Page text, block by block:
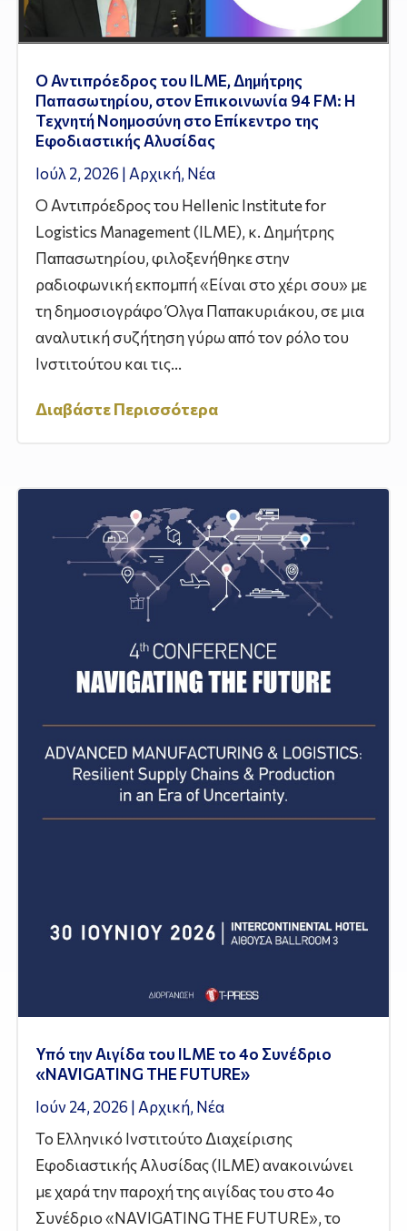
Ο Αντιπρόεδρος του ILME, Δημήτρης
Παπασωτηρίου, στον Επικοινωνία 94 FM: Η
Τεχνητή Νοημοσύνη στο Επίκεντρο της
Εφοδιαστικής Αλυσίδας
Ιούλ 2, 2026 | Αρχική, Νέα
Ο Αντιπρόεδρος του Hellenic Institute for
Logistics Management (ILME), κ. Δημήτρης
Παπασωτηρίου, φιλοξενήθηκε στην
ραδιοφωνική εκπομπή «Είναι στο χέρι σου» με
τη δημοσιογράφο Όλγα Παπακυριάκου, σε μια
αναλυτική συζήτηση γύρω από τον ρόλο του
Ινστιτούτου και τις...
Διαβάστε Περισσότερα
Υπό την Αιγίδα του ILME το 4ο Συνέδριο
«NAVIGATING THE FUTURE»
Ιούν 24, 2026 | Αρχική, Νέα
Το Ελληνικό Ινστιτούτο Διαχείρισης
Εφοδιαστικής Αλυσίδας (ILME) ανακοινώνει
με χαρά την παροχή της αιγίδας του στο 4ο
Συνέδριο «NAVIGATING THE FUTURE», το